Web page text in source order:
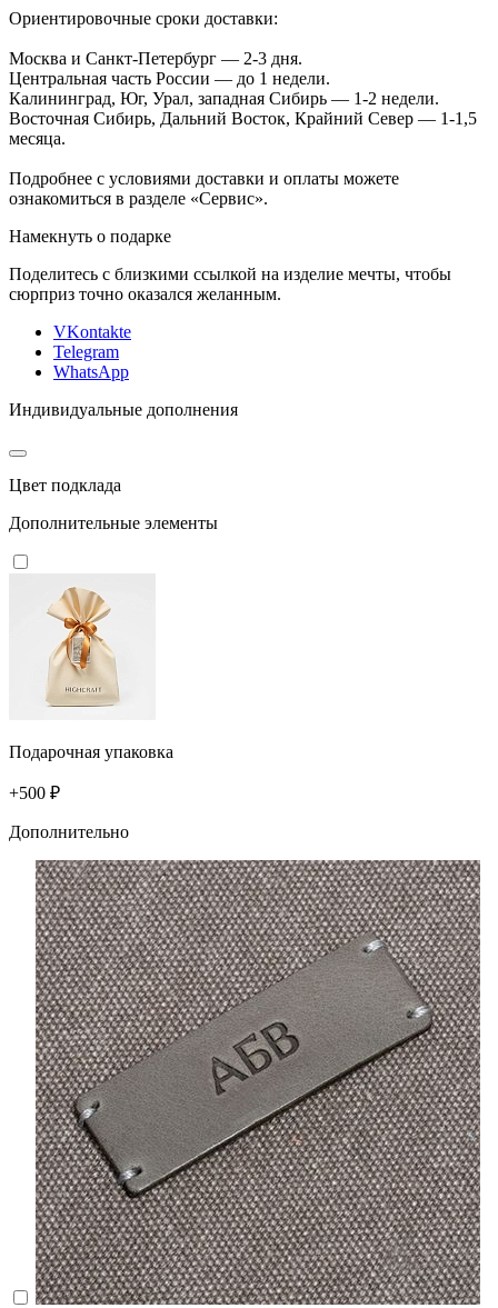
Ориентировочные сроки доставки:
Москва и Санкт-Петербург — 2-3 дня.
Центральная часть России — до 1 недели.
Калининград, Юг, Урал, западная Сибирь — 1-2 недели.
Восточная Сибирь, Дальний Восток, Крайний Север — 1-1,5
месяца.
Подробнее с условиями доставки и оплаты можете
ознакомиться в разделе «Сервис».
Намекнуть о подарке
Поделитесь с близкими ссылкой на изделие мечты, чтобы
сюрприз точно оказался желанным.
VKontakte
Telegram
WhatsApp
Индивидуальные дополнения
Цвет подклада
Дополнительные элементы
Подарочная упаковка
+500 ₽
Дополнительно